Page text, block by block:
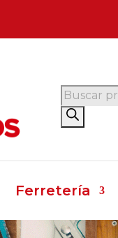
Búsqueda
de
productos
Ferretería